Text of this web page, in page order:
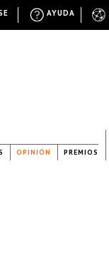
OPINIÓN PREMIOS
AYUDA